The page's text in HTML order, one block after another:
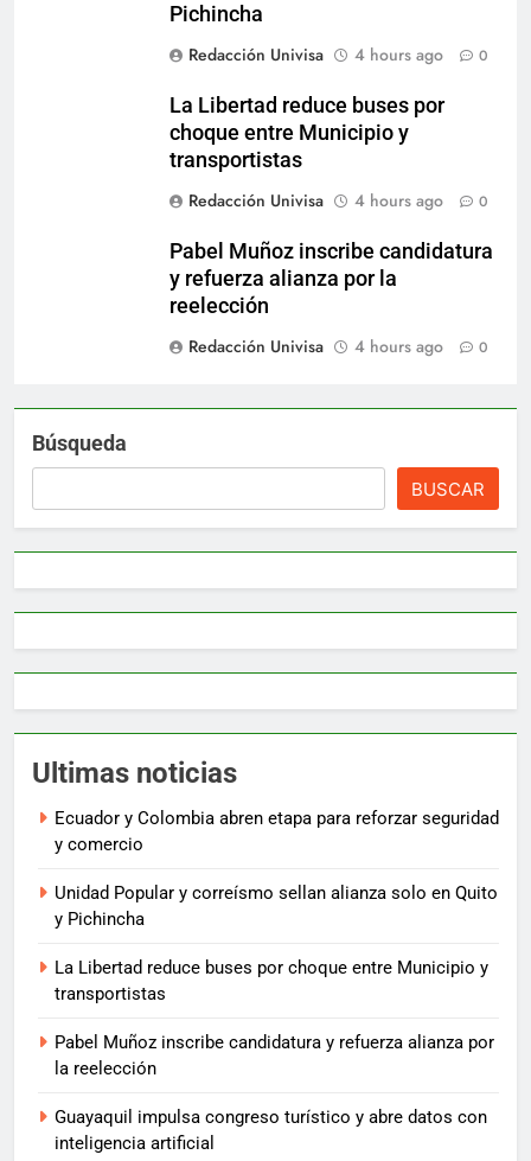
Pichincha
Redacción Univisa
4 hours ago 0
La Libertad reduce buses por
choque entre Municipio y
transportistas
Redacción Univisa
4 hours ago 0
Pabel Muñoz inscribe candidatura
y refuerza alianza por la
reelección
Redacción Univisa
4 hours ago 0
Búsqueda
BUSCAR
Ultimas noticias
Ecuador y Colombia abren etapa para reforzar seguridad
y comercio
Unidad Popular y correísmo sellan alianza solo en Quito
y Pichincha
La Libertad reduce buses por choque entre Municipio y
transportistas
Pabel Muñoz inscribe candidatura y refuerza alianza por
la reelección
Guayaquil impulsa congreso turístico y abre datos con
inteligencia artificial